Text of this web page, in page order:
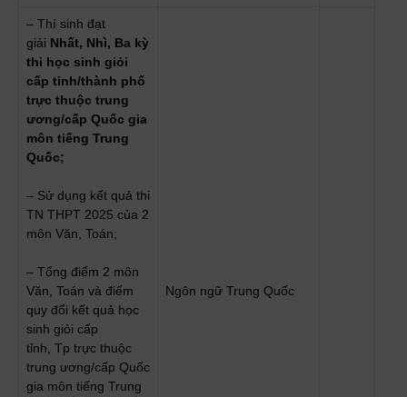
– Thí sinh đạt
giải Nhất, Nhì, Ba kỳ
thi học sinh giỏi
cấp tỉnh/thành phố
trực thuộc trung
ương/cấp Quốc gia
môn tiếng Trung
Quốc;
– Sử dụng kết quả thi
TN THPT 2025 của 2
môn Văn, Toán;
– Tổng điểm 2 môn
Văn, Toán và điểm
quy đổi kết quả học
sinh giỏi cấp
tỉnh, Tp trực thuộc
trung ương/cấp Quốc
gia môn tiếng Trung
Ngôn ngữ Trung Quốc